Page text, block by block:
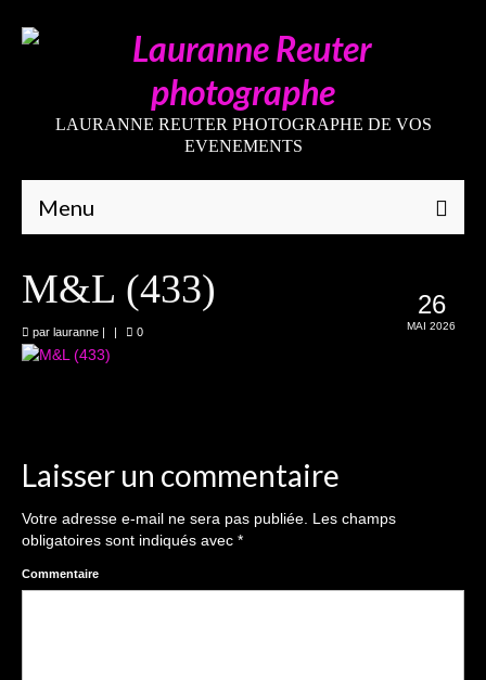
LAURANNE REUTER PHOTOGRAPHE DE VOS
EVENEMENTS
Menu
Mariages
The smash cake: 1 an / 2
Séance Noël
Enfants
26
MAI 2026
M&L (433)
par lauranne | | 0
Laisser un commentaire
Votre adresse e-mail ne sera pas publiée. Les champs
obligatoires sont indiqués avec *
Commentaire